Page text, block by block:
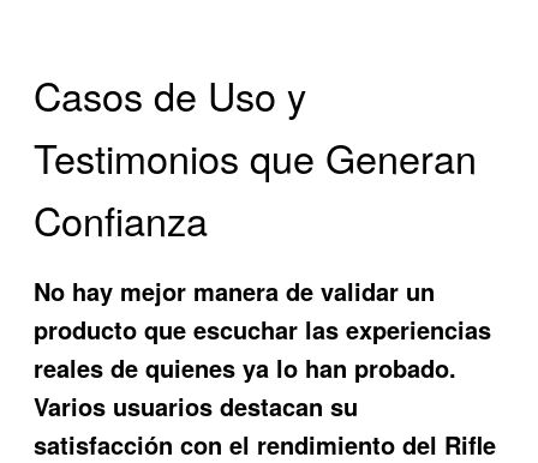
Casos de Uso y
Testimonios que Generan
Confianza
No hay mejor manera de validar un
producto que escuchar las experiencias
reales de quienes ya lo han probado.
Varios usuarios destacan su
satisfacción con el rendimiento del Rifle